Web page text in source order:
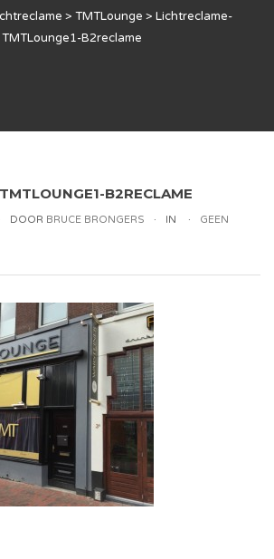
> TMTLounge > Lichtreclame-
TMTLounge1-B2reclame
B2RECLAME
DOOR BRUCE BRONGERS IN
GEEN